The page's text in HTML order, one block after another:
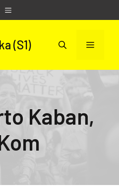
Menu
(S1) Menu
Kaban,